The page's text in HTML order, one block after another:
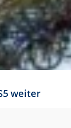
weiter